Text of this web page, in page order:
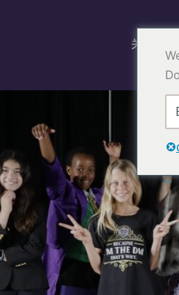
关于